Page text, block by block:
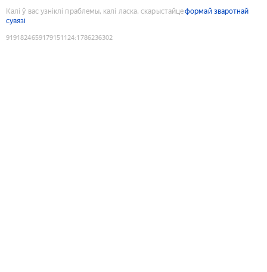
Калі ў вас узніклі праблемы, калі ласка, скарыстайцеформай зваротнай
сувязі
9191824659179151124:1786236302